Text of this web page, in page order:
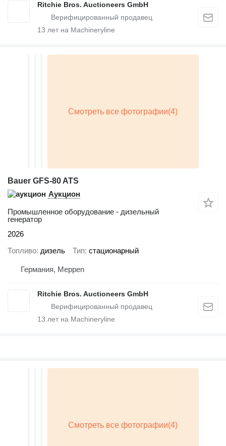
Ritchie Bros. Auctioneers GmbH
13 лет на Machineryline
Bauer GFS-80 ATS
Аукцион
Промышленное оборудование - дизельный
генератор
2026
Топливо дизель Тип стационарный
Германия, Meppen
Ritchie Bros. Auctioneers GmbH
13 лет на Machineryline